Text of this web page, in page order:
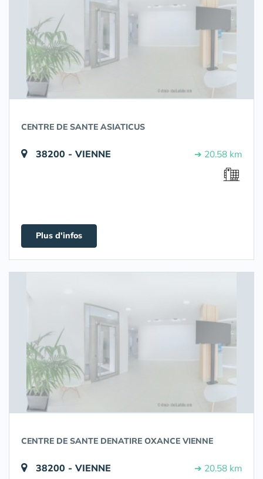
CENTRE DE SANTE ASIATICUS
38200 - VIENNE ➔ 20.58 km
Plus d'infos
CENTRE DE SANTE DENATIRE OXANCE VIENNE
38200 - VIENNE ➔ 20.58 km